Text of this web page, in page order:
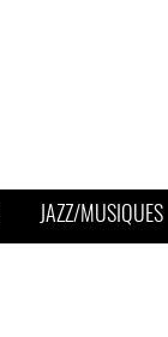
JAZZ/MUSIQUES